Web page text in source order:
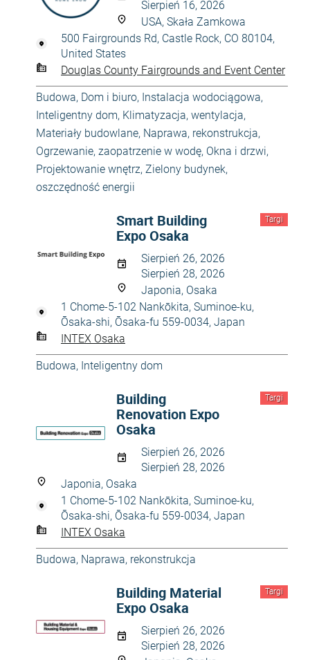
Sierpień 16, 2026
USA, Skała Zamkowa
500 Fairgrounds Rd, Castle Rock, CO 80104,
United States
Douglas County Fairgrounds and Event Center
Budowa, Dom i biuro, Instalacja wodociągowa,
Inteligentny dom, Klimatyzacja, wentylacja,
Materiały budowlane, Naprawa, rekonstrukcja,
Ogrzewanie, zaopatrzenie w wodę, Okna i drzwi,
Projektowanie wnętrz, Zielony budynek,
oszczędność energii
Targi
Smart Building
Expo Osaka
Sierpień 26, 2026
Sierpień 28, 2026
Japonia, Osaka
1 Chome-5-102 Nankōkita, Suminoe-ku,
Ōsaka-shi, Ōsaka-fu 559-0034, Japan
INTEX Osaka
Budowa, Inteligentny dom
Targi
Building
Renovation Expo
Osaka
Sierpień 26, 2026
Sierpień 28, 2026
Japonia, Osaka
1 Chome-5-102 Nankōkita, Suminoe-ku,
Ōsaka-shi, Ōsaka-fu 559-0034, Japan
INTEX Osaka
Budowa, Naprawa, rekonstrukcja
Targi
Building Material
Expo Osaka
Sierpień 26, 2026
Sierpień 28, 2026